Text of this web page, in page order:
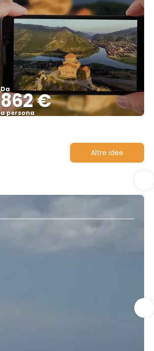
Da
862 €
a persona
Altre idee